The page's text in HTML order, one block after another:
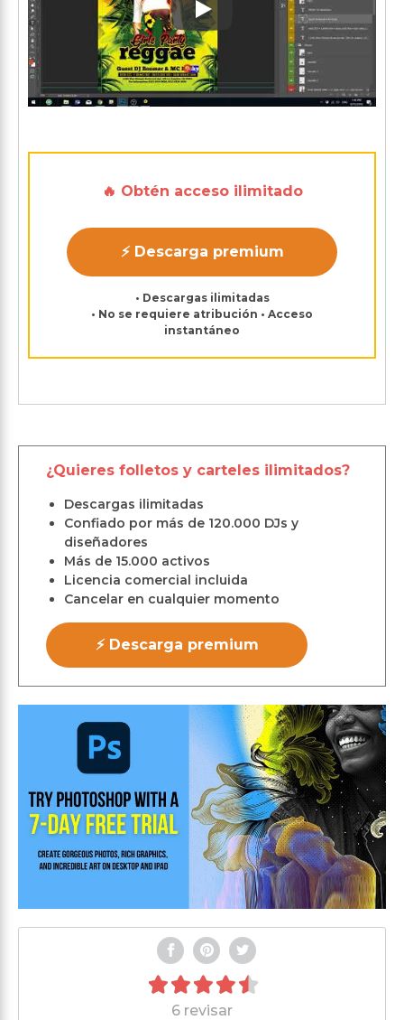
Play: Keynote (Google I/O
🔥 Obtén acceso ilimitado
⚡ Descarga premium
• Descargas ilimitadas
• No se requiere atribución • Acceso
instantáneo
¿Quieres folletos y carteles ilimitados?
Descargas ilimitadas
Confiado por más de 120.000 DJs y
diseñadores
Más de 15.000 activos
Licencia comercial incluida
Cancelar en cualquier momento
⚡ Descarga premium
6 revisar